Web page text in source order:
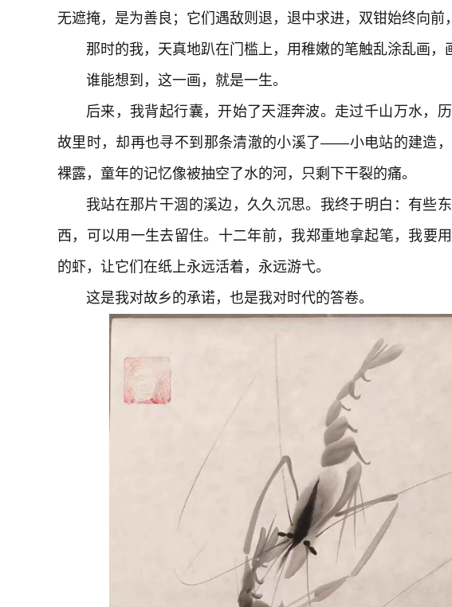
无遮掩，是为善良；它们遇敌则退，退中求进，双钳始终向前
那时的我，天真地趴在门槛上，用稚嫩的笔触乱涂乱画，
谁能想到，这一画，就是一生。
后来，我背起行囊，开始了天涯奔波。走过千山万水，
故里时，却再也寻不到那条清澈的小溪了——小电站的建造
裸露，童年的记忆像被抽空了水的河，只剩下干裂的痛。
我站在那片干涸的溪边，久久沉思。我终于明白：有些
西，可以用一生去留住。十二年前，我郑重地拿起笔，我要
的虾，让它们在纸上永远活着，永远游弋。
这是我对故乡的承诺，也是我对时代的答卷。